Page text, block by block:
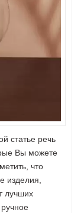
статье речь
Вы можете
что
изделия,
лучших